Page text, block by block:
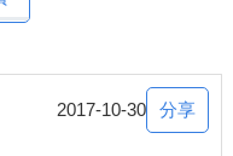
2017-10-30 分享